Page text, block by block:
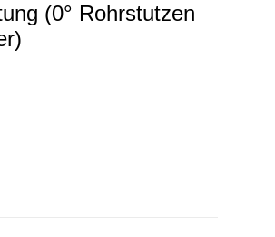
(0° Rohrstutzen